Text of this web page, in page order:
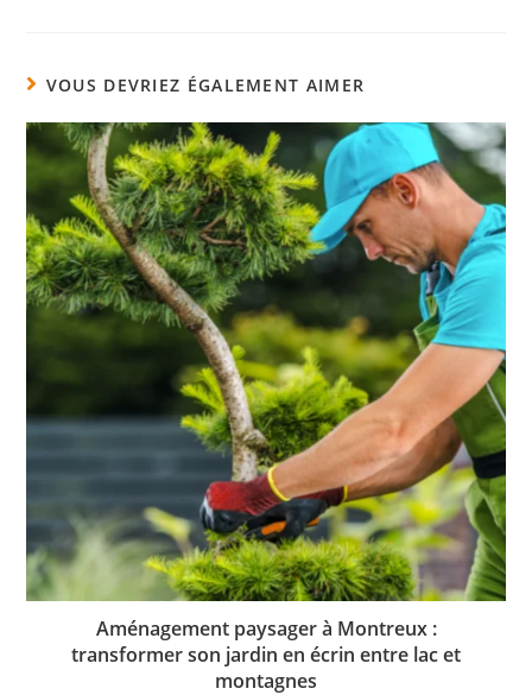
VOUS DEVRIEZ ÉGALEMENT AIMER
Aménagement paysager à Montreux :
transformer son jardin en écrin entre lac et
montagnes